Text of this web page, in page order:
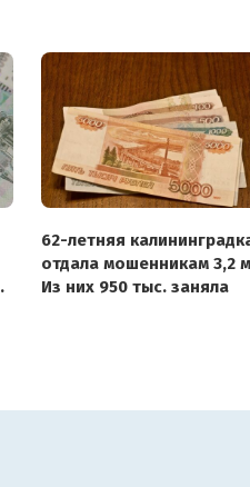
62-летняя
отдала мошенникам 3,2
Из них 950 тыс. заняла